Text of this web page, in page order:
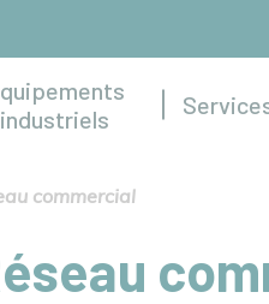
industriels
commercial